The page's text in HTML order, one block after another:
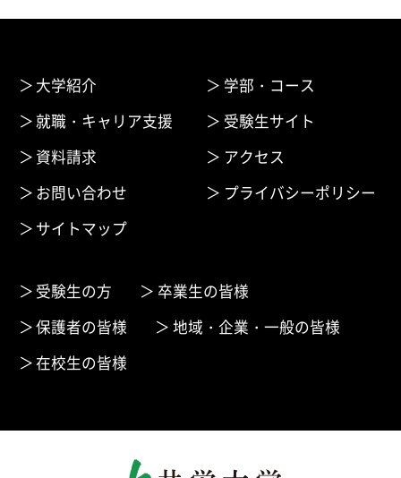
大学紹介
学部・コース
就職・キャリア支援
受験生サイト
資料請求
アクセス
お問い合わせ
プライバシーポリシー
サイトマップ
受験生の方
卒業生の皆様
保護者の皆様
地域・企業・一般の皆様
在校生の皆様